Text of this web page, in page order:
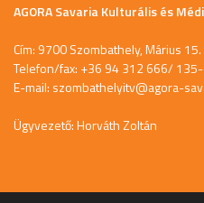
AGORA Savaria Kulturális és
Cím: 9700 Szombathely, Márius
Telefon/fax: +36 94 312 666/
E-mail: szombathelyitv@agora-
Ügyvezető: Horváth Zoltán